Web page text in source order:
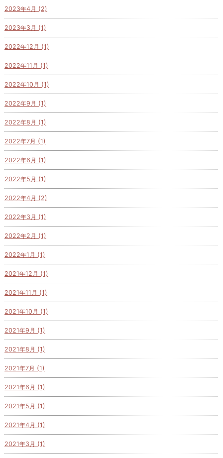
2023年4月 (2)
2023年3月 (1)
2022年12月 (1)
2022年11月 (1)
2022年10月 (1)
2022年9月 (1)
2022年8月 (1)
2022年7月 (1)
2022年6月 (1)
2022年5月 (1)
2022年4月 (2)
2022年3月 (1)
2022年2月 (1)
2022年1月 (1)
2021年12月 (1)
2021年11月 (1)
2021年10月 (1)
2021年9月 (1)
2021年8月 (1)
2021年7月 (1)
2021年6月 (1)
2021年5月 (1)
2021年4月 (1)
2021年3月 (1)